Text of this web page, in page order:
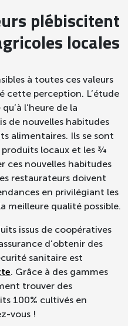
plébiscitent
locales
à toutes ces valeurs
cette perception. L’étude
l’heure de la
de nouvelles habitudes
alimentaires. Ils se sont
produits locaux et les ¾
ces nouvelles habitudes
restaurateurs doivent
en privilégiant les
meilleure qualité possible.
issus de coopératives
d’obtenir des
sanitaire est
. Grâce à des gammes
trouver des
100% cultivés en
vous !